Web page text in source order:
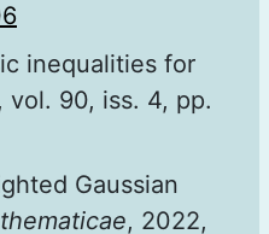
inequalities for
vol. 90, iss. 4, pp.
Gaussian
, 2022,